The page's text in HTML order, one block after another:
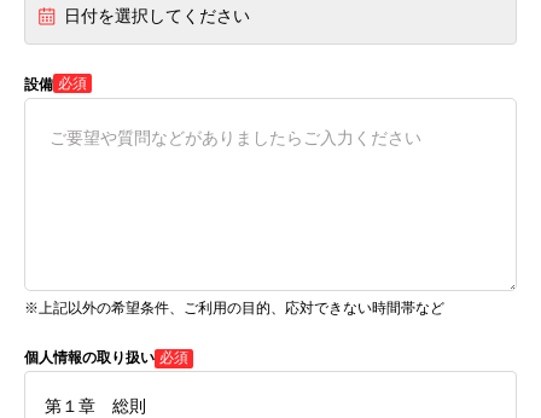
日付を選択してください
設備 必須
※上記以外の希望条件、ご利用の目的、応対できない時間帯など
個人情報の取り扱い 必須
第１章 総則